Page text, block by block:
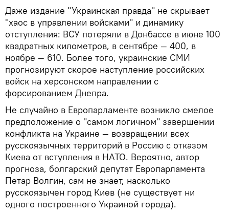
Даже издание "Украинская правда" не скрывает
"хаос в управлении войсками" и динамику
отступления: ВСУ потеряли в Донбассе в июне 100
квадратных километров, в сентябре — 400, в
ноябре — 610. Более того, украинские СМИ
прогнозируют скорое наступление российских
войск на херсонском направлении с
форсированием Днепра.
Не случайно в Европарламенте возникло смелое
предположение о "самом логичном" завершении
конфликта на Украине — возвращении всех
русскоязычных территорий в Россию с отказом
Киева от вступления в НАТО. Вероятно, автор
прогноза, болгарский депутат Европарламента
Петар Волгин, сам не знает, насколько
русскоязычен город Киев (не существует ни
одного построенного Украиной города).